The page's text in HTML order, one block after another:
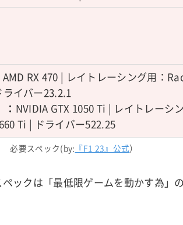
AMD RX 470 | レイトレーシング用：
ライバー23.2.1
NVIDIA GTX 1050 Ti | レイトレーシ
Ti | ドライバー522.25
必要スペック(by: 『F1 23』公式）
ックは「最低限ゲームを動かす為」